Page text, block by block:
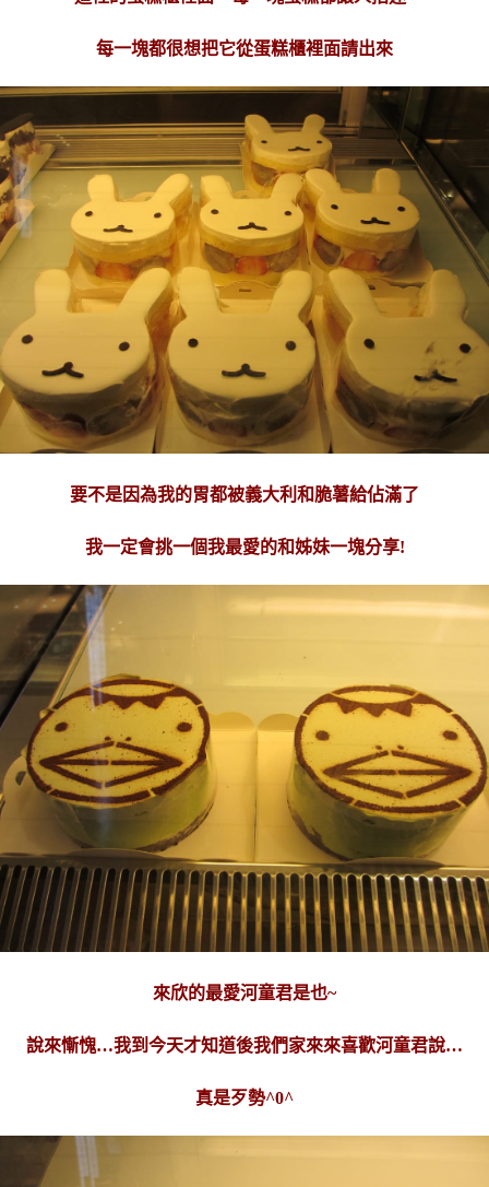
每一塊都很想把它從蛋糕櫃裡面請出來
要不是因為我的胃都被義大利和脆薯給佔滿了
我一定會挑一個我最愛的和姊妹一塊分享!
來欣的最愛河童君是也~
說來慚愧…我到今天才知道後我們家來來喜歡河童君說…
真是歹勢^0^